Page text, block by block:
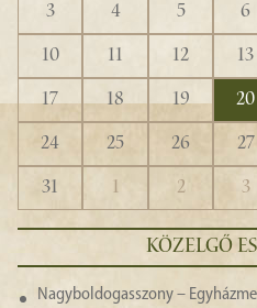
3
4 5 6
10
11 12 13
17
18 19 20
24
25 26 27
31
1 2 3
KÖZELGŐ
Nagyboldogasszony –